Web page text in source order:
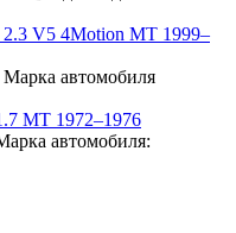
2.3 V5 4Motion MT 1999–
Марка автомобиля
MT 1972–1976
автомобиля: